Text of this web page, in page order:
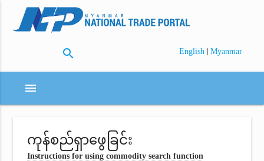
search English | Myanmar
menu
ကုန်စည်ရှာဖွေခြင်း
Instructions for using commodity search function